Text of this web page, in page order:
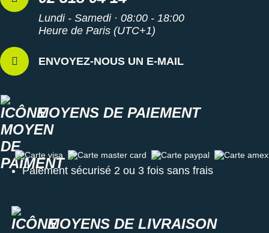
Lundi - Samedi · 08:00 - 18:00
Heure de Paris (UTC+1)
ENVOYEZ-NOUS UN E-MAIL
MOYENS DE PAIEMENT
Carte visa Carte master card Carte paypal Carte amex
Paiement sécurisé 2 ou 3 fois sans frais
MOYENS DE LIVRAISON